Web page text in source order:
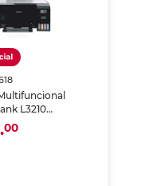
L3210
Tinta Color USB
00